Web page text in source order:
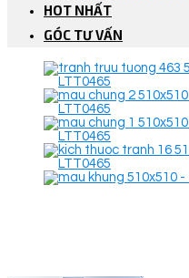
HOT NHẤT
GÓC TƯ VẤN